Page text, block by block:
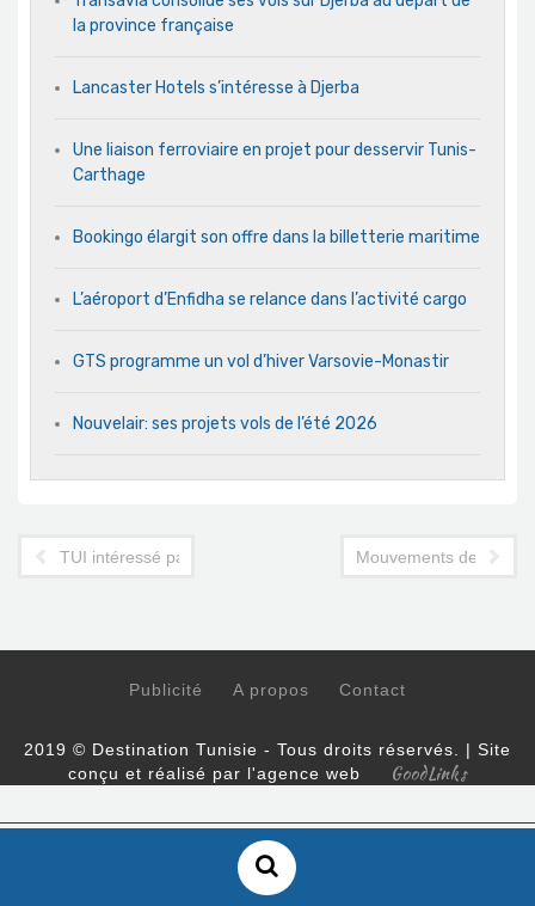
la province française
Lancaster Hotels s’intéresse à Djerba
Une liaison ferroviaire en projet pour desservir Tunis-
Carthage
Bookingo élargit son offre dans la billetterie maritime
L’aéroport d’Enfidha se relance dans l’activité cargo
GTS programme un vol d’hiver Varsovie-Monastir
Nouvelair: ses projets vols de l’été 2026
TUI intéressé par Exim Mouvements de
Publicité A propos Contact
2019 © Destination Tunisie - Tous droits réservés. | Site
conçu et réalisé par l'agence web
GoodLinks